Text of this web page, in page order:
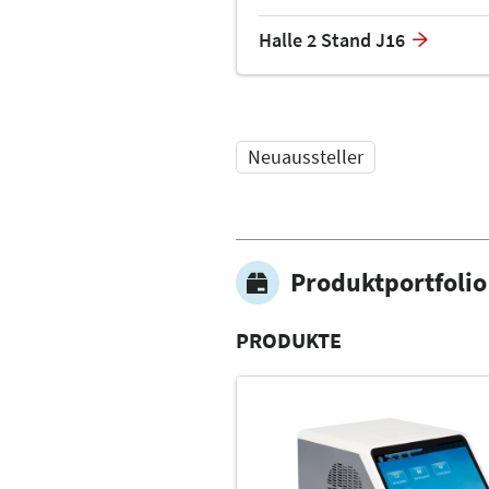
Halle 2 Stand J16
Neuaussteller
Produktportfolio
PRODUKTE